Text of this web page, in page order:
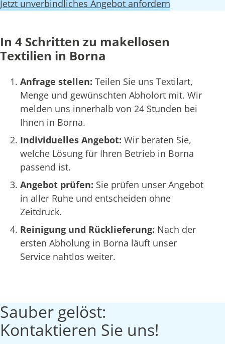
Jetzt unverbindliches Angebot anfordern
In 4 Schritten zu makellosen
Textilien in Borna
Anfrage stellen: Teilen Sie uns Textilart,
Menge und gewünschten Abholort mit. Wir
melden uns innerhalb von 24 Stunden bei
Ihnen in Borna.
Individuelles Angebot: Wir beraten Sie,
welche Lösung für Ihren Betrieb in Borna
passend ist.
Angebot prüfen: Sie prüfen unser Angebot
in aller Ruhe und entscheiden ohne
Zeitdruck.
Reinigung und Rücklieferung: Nach der
ersten Abholung in Borna läuft unser
Service nahtlos weiter.
Sauber gelöst:
Kontaktieren Sie uns!